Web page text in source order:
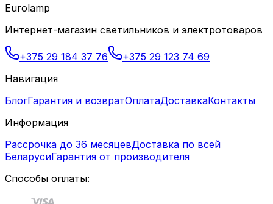
Eurolamp
Интернет-магазин светильников и электротоваров
+375 29 184 37 76
+375 29 123 74 69
Навигация
БлогГарантия и возвратОплатаДоставкаКонтакты
Информация
Рассрочка до 36 месяцевДоставка по всей
БеларусиГарантия от производителя
Способы оплаты: